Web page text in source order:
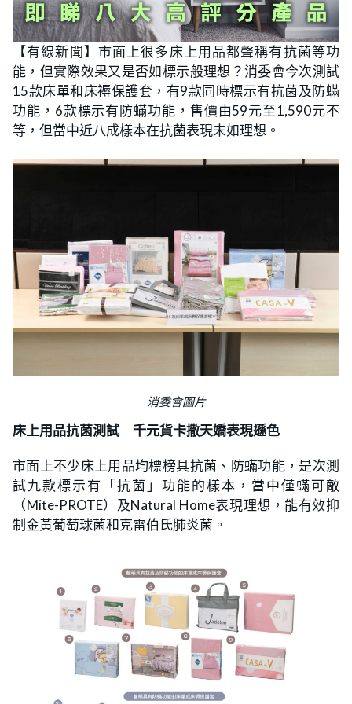
【有線新聞】市面上很多床上用品都聲稱有抗菌等功
能，但實際效果又是否如標示般理想？消委會今次測試
15款床單和床褥保護套，有9款同時標示有抗菌及防蟎
功能，6款標示有防蟎功能，售價由59元至1,590元不
等，但當中近八成樣本在抗菌表現未如理想。
消委會圖片
床上用品抗菌測試 千元貨卡撒天嬌表現遜色
市面上不少床上用品均標榜具抗菌、防蟎功能，是次測
試九款標示有「抗菌」功能的樣本，當中僅蟎可敵
（Mite-PROTE）及Natural Home表現理想，能有效抑
制金黃葡萄球菌和克雷伯氏肺炎菌。